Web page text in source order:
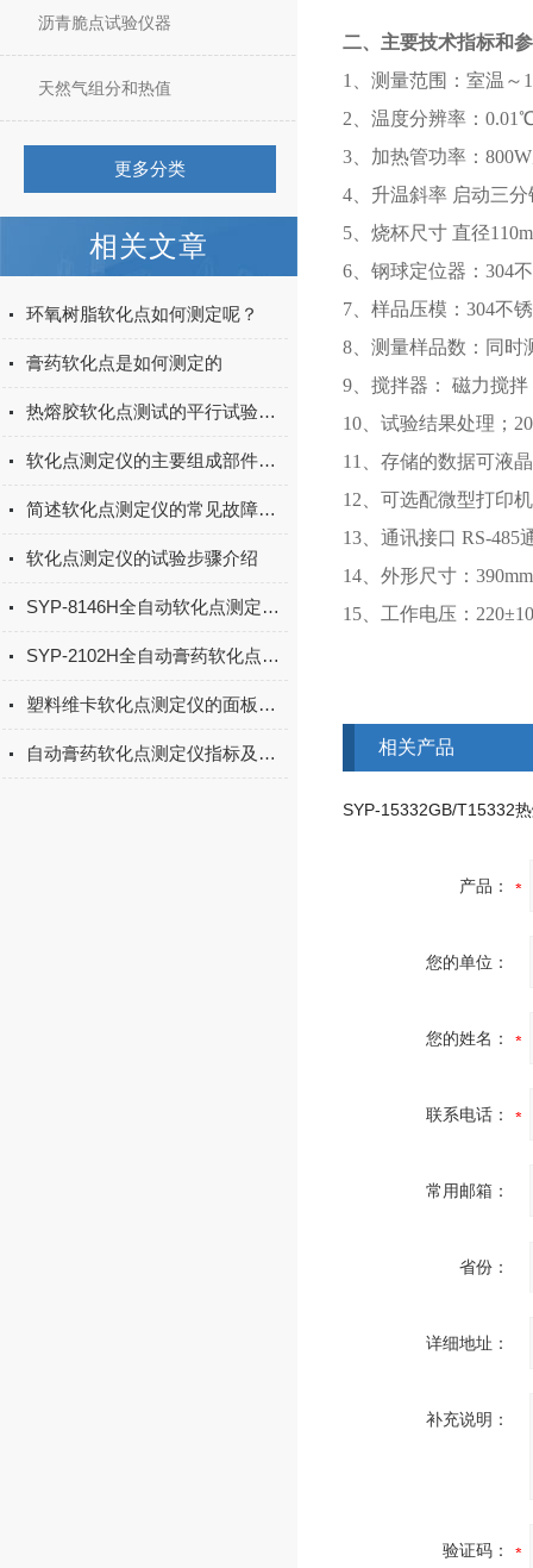
沥青脆点试验仪器
天然气组分和热值
更多分类
相关文章
环氧树脂软化点如何测定呢？
膏药软化点是如何测定的
热熔胶软化点测试的平行试验结果偏差大是什么原因？
软化点测定仪的主要组成部件功能特点介绍
简述软化点测定仪的常见故障解决方法
软化点测定仪的试验步骤介绍
SYP-8146H全自动软化点测定仪(松香）操作步骤
SYP-2102H全自动膏药软化点测定仪的试验方法
塑料维卡软化点测定仪的面板设置要注意什么
自动膏药软化点测定仪指标及参数
二、主要技术指标和
1、测量范围：室温～
2、温度分辨率：
3、加热管功率：
4、升温斜率 启动三
5、烧杯尺寸 直径
6、钢球定位器：304
7、样品压模：304不
8、测量样品数：同时
9、搅拌器： 磁力搅
10、试验结果处理；
11、存储的数据可液
12、可选配微型打印
13、通讯接口 RS-485
14、外形尺寸：
15、工作电压：
相关产品
产品：
您的单位：
您的姓名：
联系电话：
常用邮箱：
省份：
详细地址：
补充说明：
验证码：